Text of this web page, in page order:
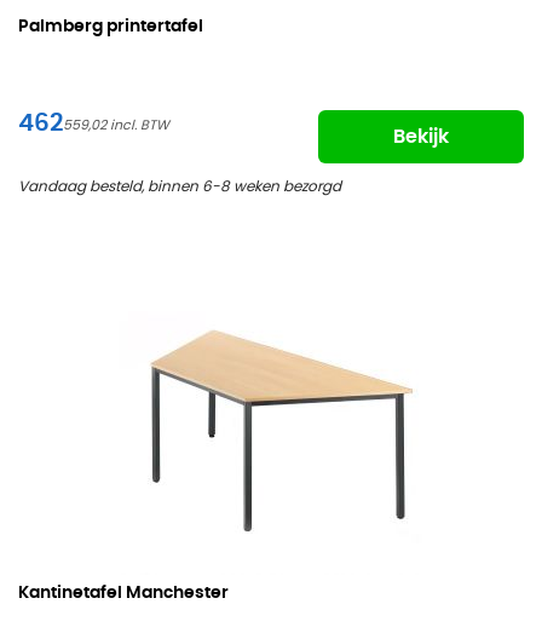
Palmberg printertafel
462559,02
Bekijk
Vandaag besteld, binnen 6-8 weken bezorgd
Kantinetafel Manchester